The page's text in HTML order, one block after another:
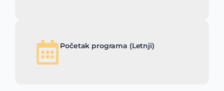
Početak programa (Letnji)